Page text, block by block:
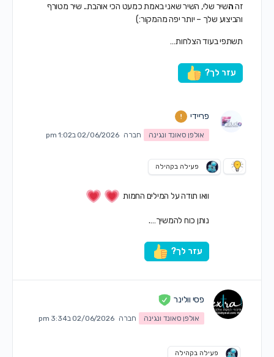
זההשיר שלי, השיר שאני באמת כמעט הכי אוהבת.. שיר מטורף
והביצוע שלך – יותר יפה מהמקור:)
תשתפי בעוד הצלחות…
עזר לך?
פריידי
אולפן סאונד ונגינה חברה 02/06/2026 ב1:02 pm
פעילה בקהילה
וואו תודה על המילים החמות
נותן כוח להמשיך….
עזר לך?
פסי וולינר
אולפן סאונד ונגינה חברה 02/06/2026 ב3:34 pm
פעילה בקהילה